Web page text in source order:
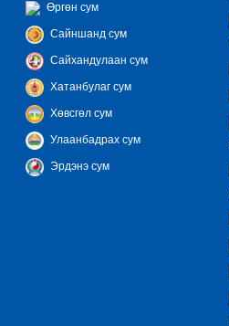
Өргөн сум
Сайншанд сум
Сайхандулаан сум
Хатанбулаг сум
Хөвсгөл сум
Улаанбадрах сум
Эрдэнэ сум